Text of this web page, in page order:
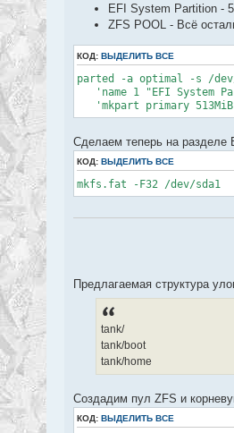
EFI System Partition -
ZFS POOL - Всё
КОД: ВЫДЕЛИТЬ ВСЕ
parted -a optimal -s /
'name 1 "EFI System
'mkpart primary
Сделаем теперь на
КОД: ВЫДЕЛИТЬ ВСЕ
mkfs.fat -F32 /dev/sda1
Предлагаемая структура
tank/
tank/boot
tank/home
Создадим пул ZFS и
КОД: ВЫДЕЛИТЬ ВСЕ